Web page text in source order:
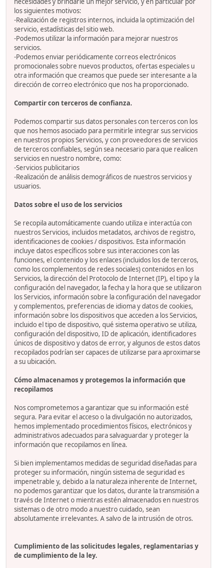
los siguientes motivos:
-Realización de registros internos, incluida la optimización del
servicio, estadísticas del sitio web.
-Podemos utilizar la información para mejorar nuestros
servicios.
-Podemos enviar periódicamente correos electrónicos
promocionales sobre nuevos productos, ofertas especiales u
otra información que creamos que puede ser interesante a la
dirección de correo electrónico que nos ha proporcionado.
Compartir con terceros de confianza.
Podemos compartir sus datos personales con terceros con los
que nos hemos asociado para permitirle integrar sus servicios
en nuestros propios Servicios, y con proveedores de servicios
de terceros confiables, según sea necesario para que realicen
servicios en nuestro nombre, como:
-Servicios publicitarios
-Realización de análisis demográficos de nuestros servicios y
usuarios.
Datos sobre el uso de los servicios
Se recopila automáticamente cuando utiliza e interactúa con
nuestros Servicios, incluidos metadatos, archivos de registro,
identificaciones de cookies / dispositivos. Esta información
incluye datos específicos sobre sus interacciones con las
funciones, el contenido y los enlaces (incluidos los de terceros,
como los complementos de redes sociales) contenidos en los
Servicios, la dirección del Protocolo de Internet (IP), el tipo y la
configuración del navegador, la fecha y la hora que se utilizaron
los Servicios, información sobre la configuración del navegador
y complementos, preferencias de idioma y datos de cookies,
información sobre los dispositivos que acceden a los Servicios,
incluido el tipo de dispositivo, qué sistema operativo se utiliza,
configuración del dispositivo, ID de aplicación, identificadores
únicos de dispositivo y datos de error, y algunos de estos datos
recopilados podrían ser capaces de utilizarse para aproximarse
a su ubicación.
Cómo almacenamos y protegemos la información que
recopilamos
Nos comprometemos a garantizar que su información esté
segura. Para evitar el acceso o la divulgación no autorizados,
hemos implementado procedimientos físicos, electrónicos y
administrativos adecuados para salvaguardar y proteger la
información que recopilamos en línea.
Si bien implementamos medidas de seguridad diseñadas para
proteger su información, ningún sistema de seguridad es
impenetrable y, debido a la naturaleza inherente de Internet,
no podemos garantizar que los datos, durante la transmisión a
través de Internet o mientras estén almacenados en nuestros
sistemas o de otro modo a nuestro cuidado, sean
absolutamente irrelevantes. A salvo de la intrusión de otros.
Cumplimiento de las solicitudes legales, reglamentarias y
de cumplimiento de la ley.